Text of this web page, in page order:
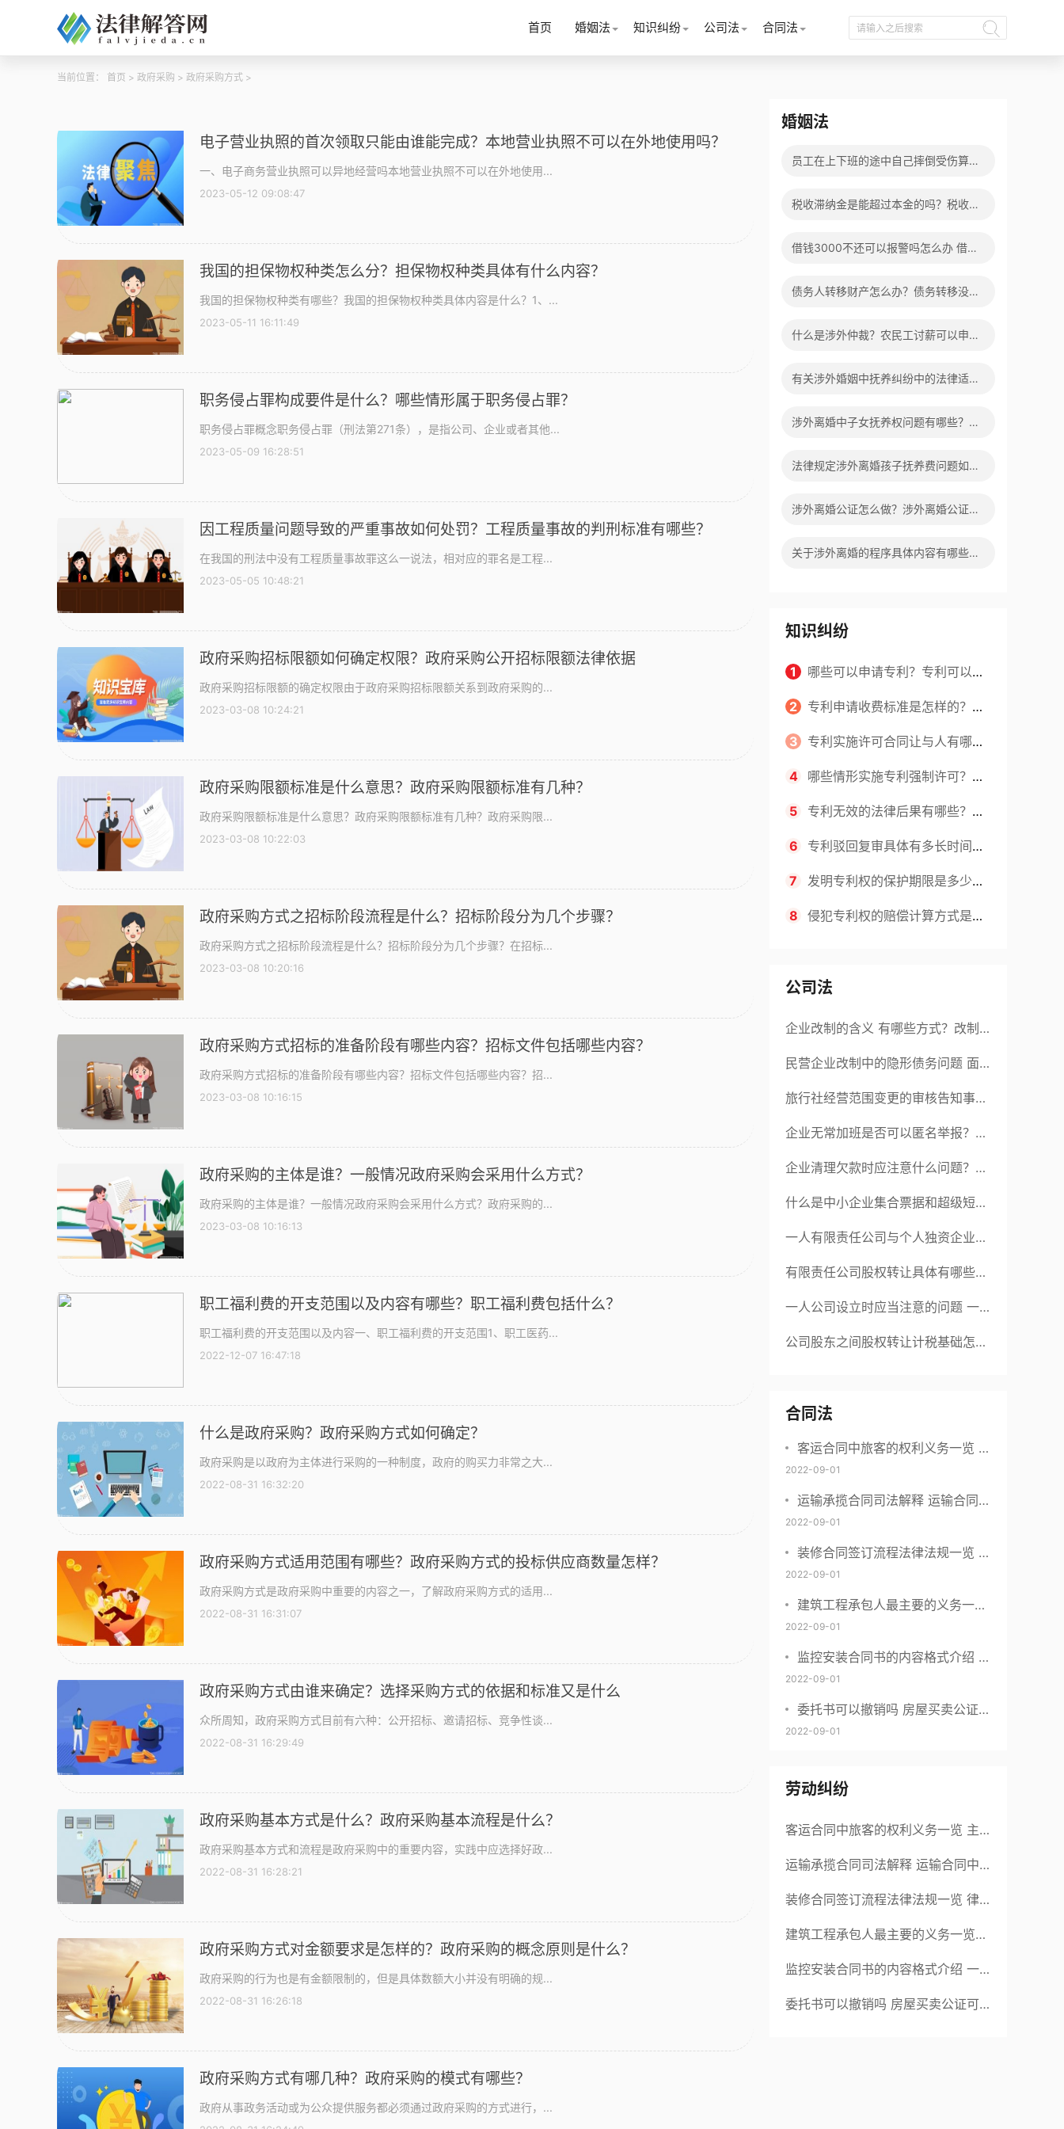
首页 婚姻法 知识纠纷 公司法 合同法
当前位置： 首页 > 政府采购 > 政府采购方式 >
电子营业执照的首次领取只能由谁能完成？本地营业执照不可以在外地使用吗？
一、电子商务营业执照可以异地经营吗本地营业执照不可以在外地使用...
2023-05-12 09:08:47
我国的担保物权种类怎么分？担保物权种类具体有什么内容？
我国的担保物权种类有哪些？我国的担保物权种类具体内容是什么？1、...
2023-05-11 16:11:49
职务侵占罪构成要件是什么？哪些情形属于职务侵占罪？
职务侵占罪概念职务侵占罪（刑法第271条），是指公司、企业或者其他...
2023-05-09 16:28:51
因工程质量问题导致的严重事故如何处罚？工程质量事故的判刑标准有哪些？
在我国的刑法中没有工程质量事故罪这么一说法，相对应的罪名是工程...
2023-05-05 10:48:21
政府采购招标限额如何确定权限？政府采购公开招标限额法律依据
政府采购招标限额的确定权限由于政府采购招标限额关系到政府采购的...
2023-03-08 10:24:21
政府采购限额标准是什么意思？政府采购限额标准有几种？
政府采购限额标准是什么意思？政府采购限额标准有几种？政府采购限...
2023-03-08 10:22:03
政府采购方式之招标阶段流程是什么？招标阶段分为几个步骤？
政府采购方式之招标阶段流程是什么？招标阶段分为几个步骤？在招标...
2023-03-08 10:20:16
政府采购方式招标的准备阶段有哪些内容？招标文件包括哪些内容？
政府采购方式招标的准备阶段有哪些内容？招标文件包括哪些内容？招...
2023-03-08 10:16:15
政府采购的主体是谁？一般情况政府采购会采用什么方式？
政府采购的主体是谁？一般情况政府采购会采用什么方式？政府采购的...
2023-03-08 10:16:13
职工福利费的开支范围以及内容有哪些？职工福利费包括什么？
职工福利费的开支范围以及内容一、职工福利费的开支范围1、职工医药...
2022-12-07 16:47:18
什么是政府采购？政府采购方式如何确定？
政府采购是以政府为主体进行采购的一种制度，政府的购买力非常之大...
2022-08-31 16:32:20
政府采购方式适用范围有哪些？政府采购方式的投标供应商数量怎样？
政府采购方式是政府采购中重要的内容之一，了解政府采购方式的适用...
2022-08-31 16:31:07
政府采购方式由谁来确定？选择采购方式的依据和标准又是什么
众所周知，政府采购方式目前有六种：公开招标、邀请招标、竞争性谈...
2022-08-31 16:29:49
政府采购基本方式是什么？政府采购基本流程是什么？
政府采购基本方式和流程是政府采购中的重要内容，实践中应选择好政...
2022-08-31 16:28:21
政府采购方式对金额要求是怎样的？政府采购的概念原则是什么？
政府采购的行为也是有金额限制的，但是具体数额大小并没有明确的规...
2022-08-31 16:26:18
政府采购方式有哪几种？政府采购的模式有哪些？
政府从事政务活动或为公众提供服务都必须通过政府采购的方式进行，...
婚姻法
员工在上下班的途中自己摔倒受伤算工
税收滞纳金是能超过本金的吗？税收滞
借钱3000不还可以报警吗怎么办 借钱
债务人转移财产怎么办？债务转移没有
什么是涉外仲裁？农民工讨薪可以申请
有关涉外婚姻中抚养纠纷中的法律适用
涉外离婚中子女抚养权问题有哪些？涉
法律规定涉外离婚孩子抚养费问题如何
涉外离婚公证怎么做？涉外离婚公证具
关于涉外离婚的程序具体内容有哪些？
知识纠纷
1 哪些可以申请专利？专利可以同
时多个人一起申请吗？
2 专利申请收费标准是怎样的？申
请不同类型的专利所需要的钱不同
3 专利实施许可合同让与人有哪些
主要义务？专利实施许可合同与专利
许可合同有什么区别？
4 哪些情形实施专利强制许可？专
利强制许可的前提条件是什么？
5 专利无效的法律后果有哪些？专
利的无效情形有哪些？
6 专利驳回复审具体有多长时间？
哪些情况下专利申请可能被驳回？
7 发明专利权的保护期限是多少
年？非专利发明人是否有专利申请
8 侵犯专利权的赔偿计算方式是什
间？
公司法
企业改制的含义 有哪些方式？改制
后国企员工属于什么性质？
民营企业改制中的隐形债务问题 面
对隐形债务问题应该如何解决？
旅行社经营范围变更的审核告知事项
旅游业的发展现状和趋势
企业无常加班是否可以匿名举报？强
制加班公司没有加班费怎么办？
企业清理欠款时应注意什么问题？企
业短期借款需要注意哪些事项？
什么是中小企业集合票据和超级短期
融资券？一起来了解一下吧！
一人有限责任公司与个人独资企业的
区别 这些知识你都知道吗？
有限责任公司股权转让具体有哪些形
式？来了解下这五种形式
一人公司设立时应当注意的问题 一
人公司的特征
公司股东之间股权转让计税基础怎么
合什么要件？
合同法
客运合同中旅客的权利义务一览 主
要包括这些内容
2022-09-01
运输承揽合同司法解释 运输合同中
承运人的义务有哪些
2022-09-01
装修合同签订流程法律法规一览 律
师解答
2022-09-01
建筑工程承包人最主要的义务一览
承包合同内容介绍
2022-09-01
监控安装合同书的内容格式介绍 一
般包括这些条款
2022-09-01
委托书可以撤销吗 房屋买卖公证可
否撤销
2022-09-01
劳动纠纷
客运合同中旅客的权利义务一览 主
要包括这些内容
运输承揽合同司法解释 运输合同中
承运人的义务有哪些
装修合同签订流程法律法规一览 律
师解答
建筑工程承包人最主要的义务一览
承包合同内容介绍
监控安装合同书的内容格式介绍 一
般包括这些条款
委托书可以撤销吗 房屋买卖公证可